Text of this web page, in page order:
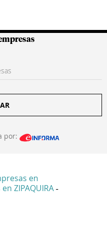
por:
en
ZIPAQUIRA -